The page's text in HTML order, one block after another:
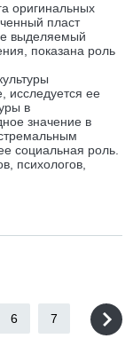
оригинальных
пласт
выделяемый
показана роль
исследуется ее
в
значение в
социальная роль.
психологов,
6 7